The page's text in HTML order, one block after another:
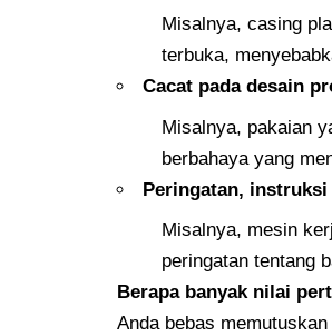
Misalnya, casing
terbuka,
Cacat pada desain
Misalnya, pakaian
berbahaya yang
Peringatan,
Misalnya, mesin
peringatan tentang
Berapa banyak nilai
Anda bebas